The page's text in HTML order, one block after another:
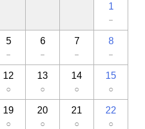
1
－
5
－
6
－
7
－
8
－
12
○
13
○
14
○
15
○
19
○
20
○
21
○
22
○